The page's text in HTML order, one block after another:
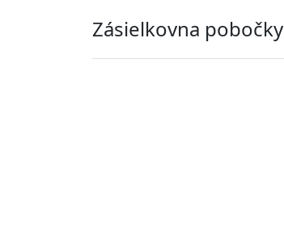
Zásielkovna pobočky